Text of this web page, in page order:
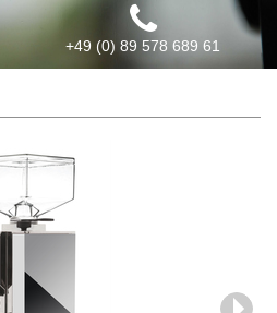
+49 (0) 89 578 689 61